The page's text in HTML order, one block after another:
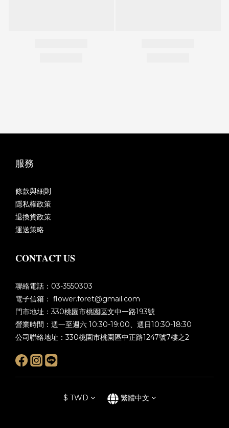
服務
條款與細則
隱私權政策
退換貨政策
運送策略
𝐂𝐎𝐍𝐓𝐀𝐂𝐓 𝐔𝐒
聯絡電話：03-3550303
電子信箱： flower.foret@gmail.com
門市地址：330桃園市桃園區文中一路193號
營業時間：週一至週六 10:30-19:00、週日10:30-18:30
公司聯絡地址：330桃園市桃園區中正路1247號7樓之2
$ TWD 繁體中文